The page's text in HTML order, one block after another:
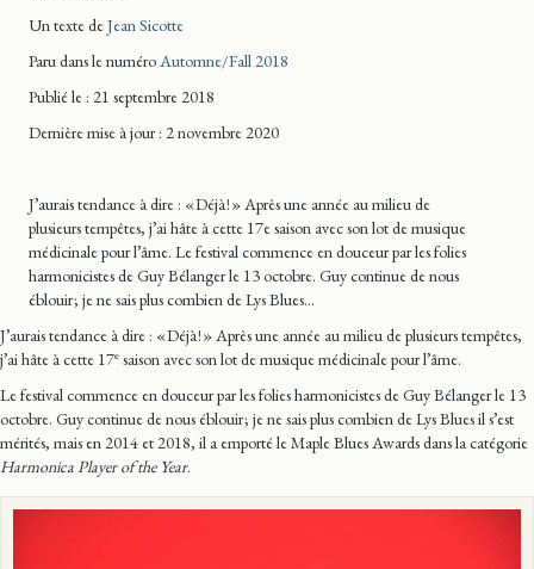
Un texte deJean Sicotte
Paru dans le numéroAutomne/Fall 2018
Publié le : 21 septembre 2018
Dernière mise à jour: 2 novembre 2020
J’aurais tendance à dire : « Déjà ! » Après une année au milieu de
plusieurs tempêtes, j’ai hâte à cette 17e saison avec son lot de musique
médicinale pour l’âme. Le festival commence en douceur par les folies
harmonicistes de Guy Bélanger le 13 octobre. Guy continue de nous
éblouir ; je ne sais plus combien de Lys Blues…
J’aurais tendance à dire : « Déjà ! » Après une année au milieu de plusieurs tempêtes,
j’ai hâte à cette 17e saison avec son lot de musique médicinale pour l’âme.
Le festival commence en douceur par les folies harmonicistes de Guy Bélanger le 13
octobre. Guy continue de nous éblouir ; je ne sais plus combien de Lys Blues il s’est
mérités, mais en 2014 et 2018, il a emporté le Maple Blues Awards dans la catégorie
Harmonica Player of the Year.